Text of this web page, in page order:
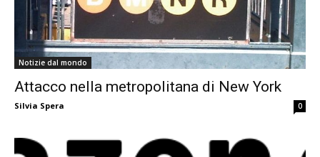
Notizie dal mondo
Attacco nella metropolitana di New York
Silvia Spera 0